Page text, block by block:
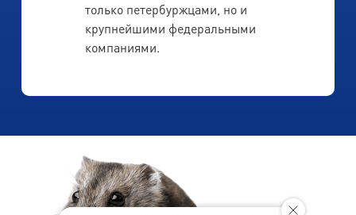
только петербуржцами, но и
крупнейшими федеральными
компаниями.